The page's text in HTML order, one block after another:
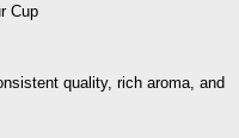
Cup
quality, rich aroma, and